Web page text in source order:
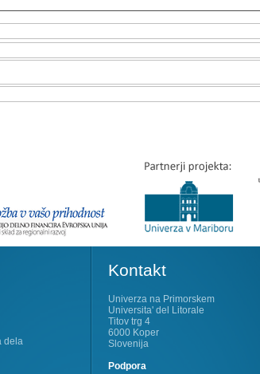
dela
Kontakt
Univerza na Primorskem
Universita' del Litorale
Titov trg 4
6000 Koper
Slovenija
Podpora